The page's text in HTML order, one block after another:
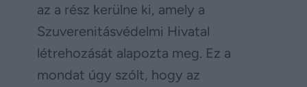
az a rész kerülne ki, amely a
Szuverenitásvédelmi Hivatal
létrehozását alapozta meg. Ez a
mondat úgy szólt, hogy az